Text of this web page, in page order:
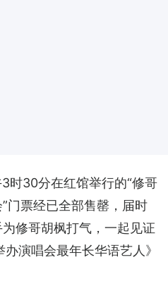
时30分在红馆举行的“修哥
门票经已全部售罄，届时
修哥胡枫打气，一起见证
演唱会最年长华语艺人》